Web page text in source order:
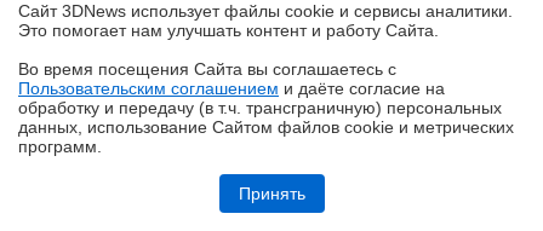
Обзор HONOR MagicPad 4: самый изящный планшет
Сайт 3DNews использует файлы cookie и сервисы аналитики.
Это помогает нам улучшать контент и работу Cайта.
Во время посещения Cайта вы соглашаетесь с
Пользовательским соглашением и даёте согласие на
обработку и передачу (в т.ч. трансграничную) персональных
данных, использование Cайтом файлов cookie и метрических
программ.
Принять